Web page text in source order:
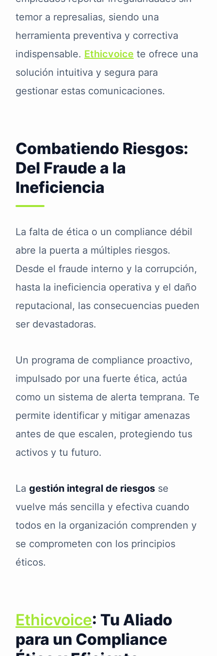
temor a represalias, siendo una
herramienta preventiva y correctiva
indispensable. Ethicvoice te ofrece una
solución intuitiva y segura para
gestionar estas comunicaciones.
Combatiendo Riesgos:
Del Fraude a la
Ineficiencia
La falta de ética o un compliance débil
abre la puerta a múltiples riesgos.
Desde el fraude interno y la corrupción,
hasta la ineficiencia operativa y el daño
reputacional, las consecuencias pueden
ser devastadoras.
Un programa de compliance proactivo,
impulsado por una fuerte ética, actúa
como un sistema de alerta temprana. Te
permite identificar y mitigar amenazas
antes de que escalen, protegiendo tus
activos y tu futuro.
La gestión integral de riesgos se
vuelve más sencilla y efectiva cuando
todos en la organización comprenden y
se comprometen con los principios
éticos.
Ethicvoice: Tu Aliado
para un Compliance